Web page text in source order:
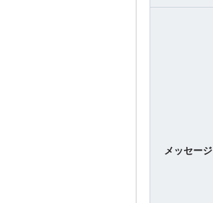
メッセージ